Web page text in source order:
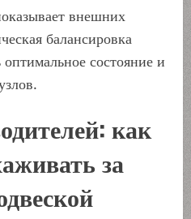
внешних
балансировка
состояние и
как
за